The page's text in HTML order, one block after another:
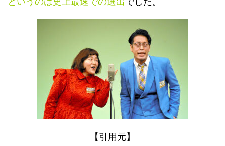
【引用元】